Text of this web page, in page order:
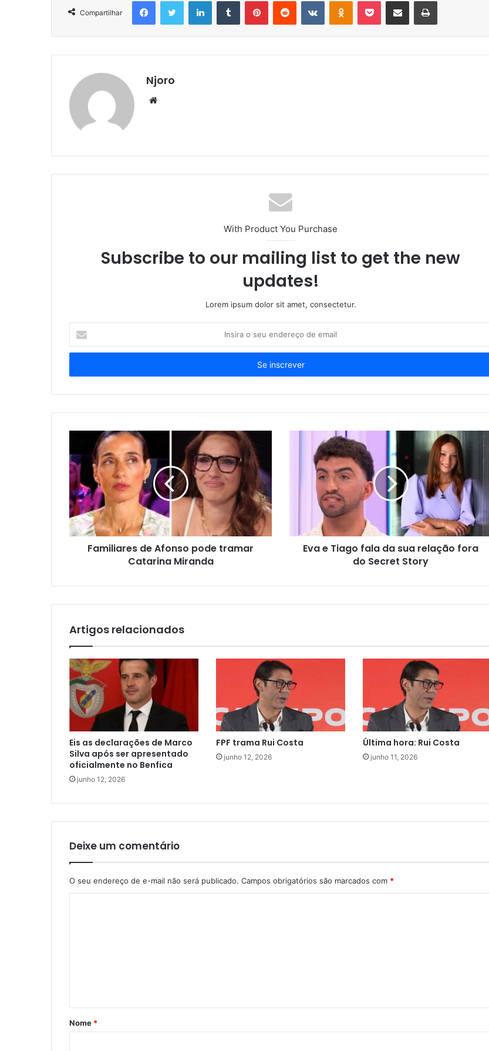
Compartilhar
Njoro
Website
With Product You Purchase
Subscribe to our mailing list to get the new
updates!
Lorem ipsum dolor sit amet, consectetur.
seu
de
Familiares de Afonso pode tramar
Catarina Miranda
Eva e Tiago fala da sua relação fora
do Secret Story
Artigos relacionados
Eis as declarações de Marco
Silva após ser apresentado
oficialmente no Benfica
junho 12, 2026
FPF trama Rui Costa
junho 12, 2026
Última hora: Rui Costa
junho 11, 2026
Deixe um comentário
O seu endereço de e-mail não será publicado. Campos obrigatórios são marcados com *
á
r
Nome *